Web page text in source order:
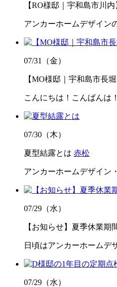
【RO様邸｜宇和島市川
アンカーホームデザイン
07/31（金）
【MO様邸｜宇和島市長
こんにちは！こんばんは
07/30（木）
夏型結露とは 赤松
アンカーホームデザイン
07/29（水）
【お知らせ】夏季休業期
日頃はアンカーホームデ
07/29（水）